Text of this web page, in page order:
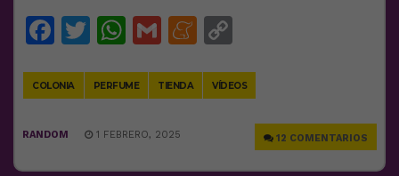
Facebook
Twitter
WhatsApp
GmailMeneame
COLONIA PERFUME TIENDA VÍDEOS
12 COMENTARIOS
RANDOM 1 FEBRERO, 2025